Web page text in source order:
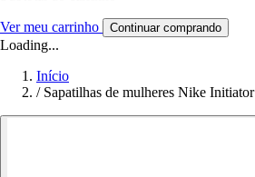
Ver meu carrinho Continuar comprando
Loading...
Início
/ Sapatilhas de mulheres Nike Initiator